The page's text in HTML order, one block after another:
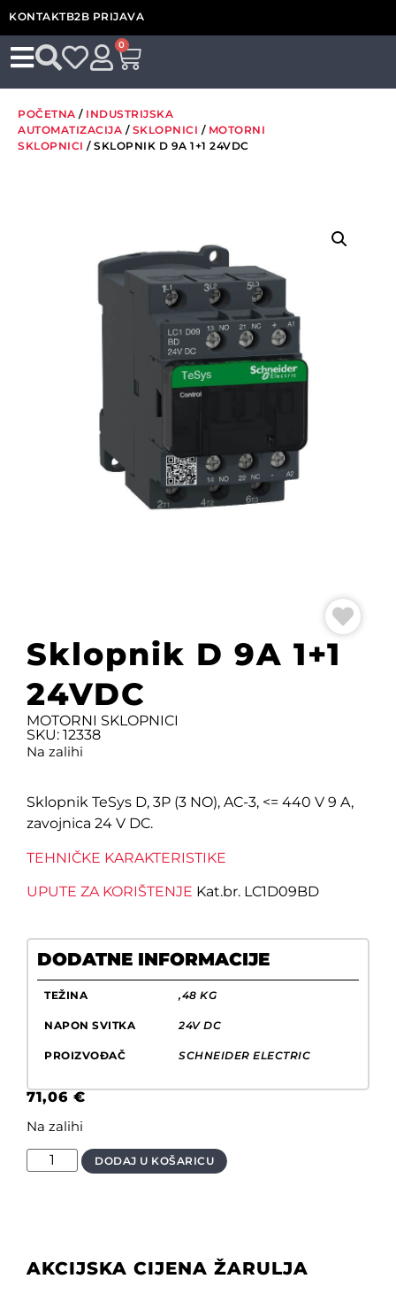
KONTAKTB2B PRIJAVA
0
POČETNA / INDUSTRIJSKA
AUTOMATIZACIJA / SKLOPNICI / MOTORNI
SKLOPNICI / SKLOPNIK D 9A 1+1 24VDC
Sklopnik D 9A 1+1
24VDC
MOTORNI SKLOPNICI
SKU: 12338
Na zalihi
Sklopnik TeSys D, 3P (3 NO), AC-3, <= 440 V 9 A,
zavojnica 24 V DC.
TEHNIČKE KARAKTERISTIKE
UPUTE ZA KORIŠTENJE Kat.br. LC1D09BD
DODATNE INFORMACIJE
TEŽINA ,48 KG
NAPON SVITKA 24V DC
PROIZVOĐAČ SCHNEIDER ELECTRIC
71,06 €
Na zalihi
DODAJ U KOŠARICU
AKCIJSKA CIJENA ŽARULJA